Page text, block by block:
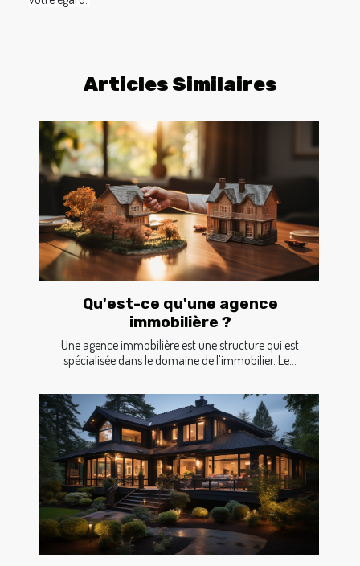
Articles Similaires
Qu'est-ce qu'une agence
immobilière ?
Une agence immobilière est une structure qui est
spécialisée dans le domaine de l'immobilier. Le...